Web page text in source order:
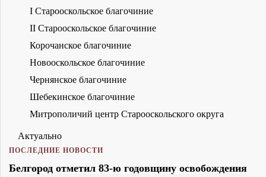
I Старооскольское благочиние
II Старооскольское благочиние
Корочанское благочиние
Новооскольское благочиние
Чернянское благочиние
Шебекинское благочиние
Митрополичий центр Старооскольского округа
Актуально
ПОСЛЕДНИЕ НОВОСТИ
Белгород отметил 83-ю годовщину освобождения